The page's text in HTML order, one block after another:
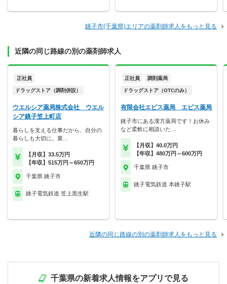
銚子市(千葉県)エリアの薬剤師求人をもっと見る
近隣の同じ路線の別の薬剤師求人
正社員
ドラッグストア（調剤併設）
ウエルシア薬局株式会社 ウエル
シア銚子笠上町店
暮らしを支える仕事だから、自分の
暮らしも大切に。業…
【月収】33.5万円
【年収】515万円～650万円
千葉県 銚子市
銚子電気鉄道 笠上黒生駅
正社員 調剤薬局
ドラッグストア（OTCのみ）
有限会社エビス薬局 エビス薬局
銚子市にある漢方薬局です！お休み
など柔軟に相談いた…
【月収】40.0万円
【年収】480万円～600万円
千葉県 銚子市
銚子電気鉄道 本銚子駅
近隣の同じ路線の別の薬剤師求人をもっと見る
千葉県の新着求人情報をアプリで見る